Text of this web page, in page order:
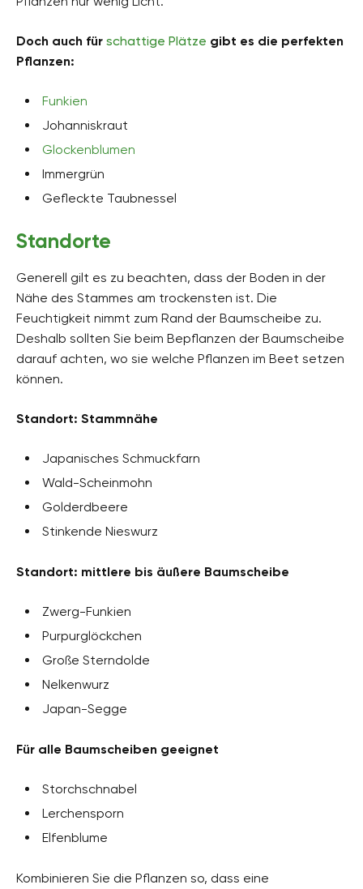
Doch auch für schattige Plätze gibt es die perfekten
Pflanzen:
Funkien
Johanniskraut
Glockenblumen
Immergrün
Gefleckte Taubnessel
Standorte
Generell gilt es zu beachten, dass der Boden in der
Nähe des Stammes am trockensten ist. Die
Feuchtigkeit nimmt zum Rand der Baumscheibe zu.
Deshalb sollten Sie beim Bepflanzen der Baumscheibe
darauf achten, wo sie welche Pflanzen im Beet setzen
können.
Standort: Stammnähe
Japanisches Schmuckfarn
Wald-Scheinmohn
Golderdbeere
Stinkende Nieswurz
Standort: mittlere bis äußere Baumscheibe
Zwerg-Funkien
Purpurglöckchen
Große Sterndolde
Nelkenwurz
Japan-Segge
Für alle Baumscheiben geeignet
Storchschnabel
Lerchensporn
Elfenblume
Kombinieren Sie die Pflanzen so, dass eine